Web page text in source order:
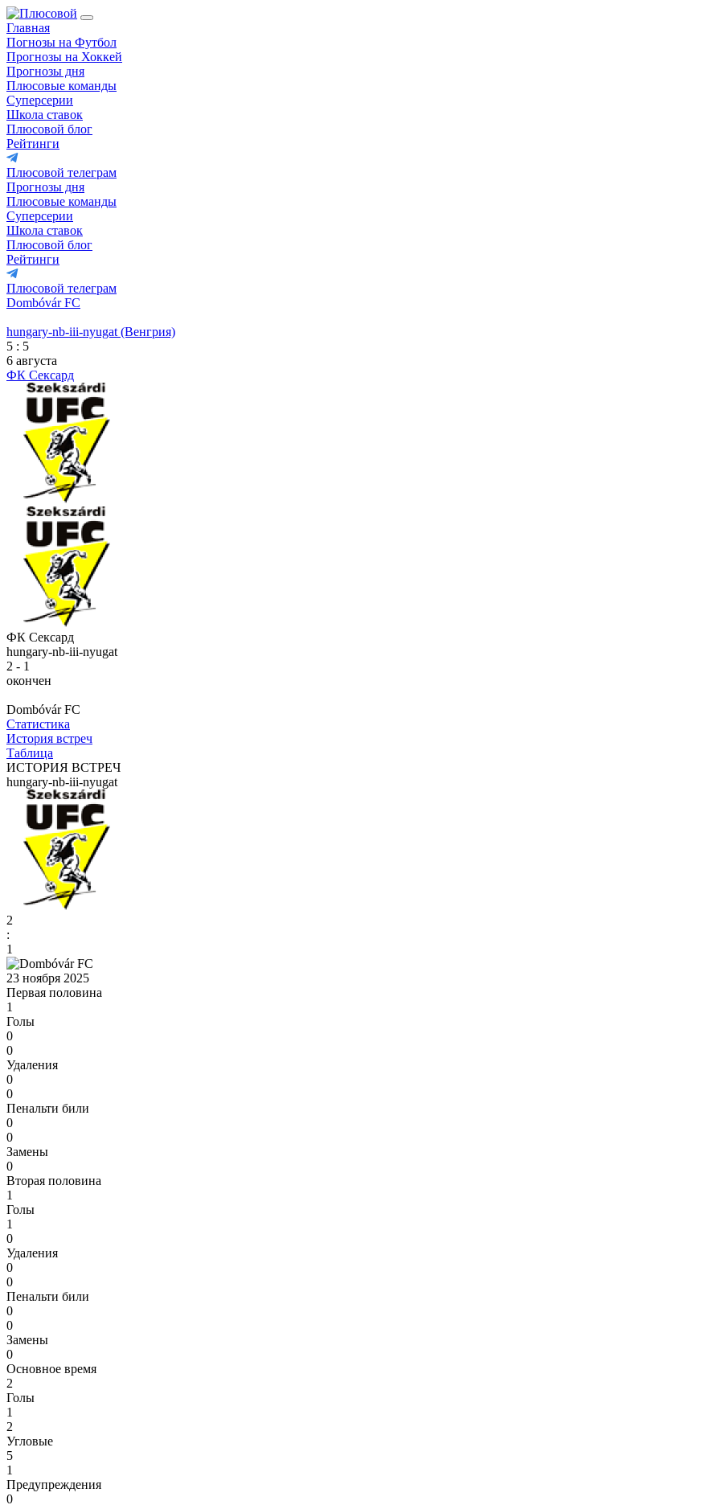
Главная
Погнозы на Футбол
Прогнозы на Хоккей
Прогнозы дня
Плюсовые команды
Суперсерии
Школа ставок
Плюсовой блог
Рейтинги
Плюсовой телеграм
Прогнозы дня
Плюсовые команды
Суперсерии
Школа ставок
Плюсовой блог
Рейтинги
Плюсовой телеграм
Dombóvár FC
hungary-nb-iii-nyugat (Венгрия)
5 : 5
6 августа
ФК Сексард
ФК Сексард
hungary-nb-iii-nyugat
2 - 1
окончен
Dombóvár FC
Статистика
История встреч
Таблица
ИСТОРИЯ ВСТРЕЧ
hungary-nb-iii-nyugat
2
:
1
23 ноября 2025
Первая половина
1
Голы
0
0
Удаления
0
0
Пенальти били
0
0
Замены
0
Вторая половина
1
Голы
1
0
Удаления
0
0
Пенальти били
0
0
Замены
0
Основное время
2
Голы
1
2
Угловые
5
1
Предупреждения
0